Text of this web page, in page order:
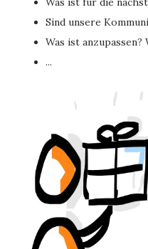
Sind unsere
Was ist
...